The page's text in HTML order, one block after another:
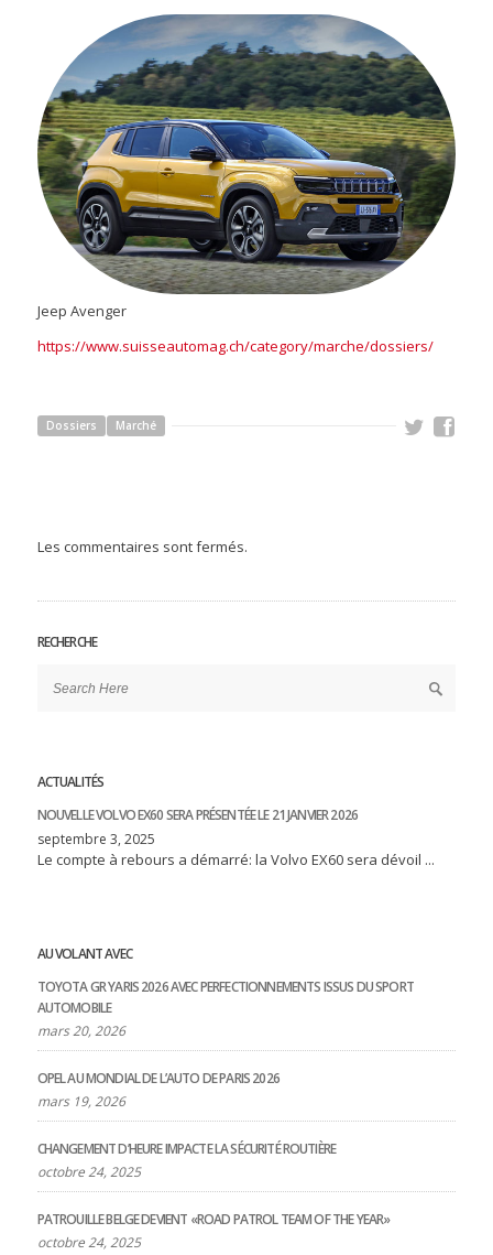
Jeep Avenger
https://www.suisseautomag.ch/category/marche/dossiers/
Dossiers Marché
Les commentaires sont fermés.
RECHERCHE
ACTUALITÉS
NOUVELLE VOLVO EX60 SERA PRÉSENTÉE LE 21 JANVIER 2026
septembre 3, 2025
Le compte à rebours a démarré: la Volvo EX60 sera dévoil ...
AU VOLANT AVEC
TOYOTA GR YARIS 2026 AVEC PERFECTIONNEMENTS ISSUS DU SPORT
AUTOMOBILE
mars 20, 2026
OPEL AU MONDIAL DE L’AUTO DE PARIS 2026
mars 19, 2026
CHANGEMENT D’HEURE IMPACTE LA SÉCURITÉ ROUTIÈRE
octobre 24, 2025
PATROUILLE BELGE DEVIENT «ROAD PATROL TEAM OF THE YEAR»
octobre 24, 2025